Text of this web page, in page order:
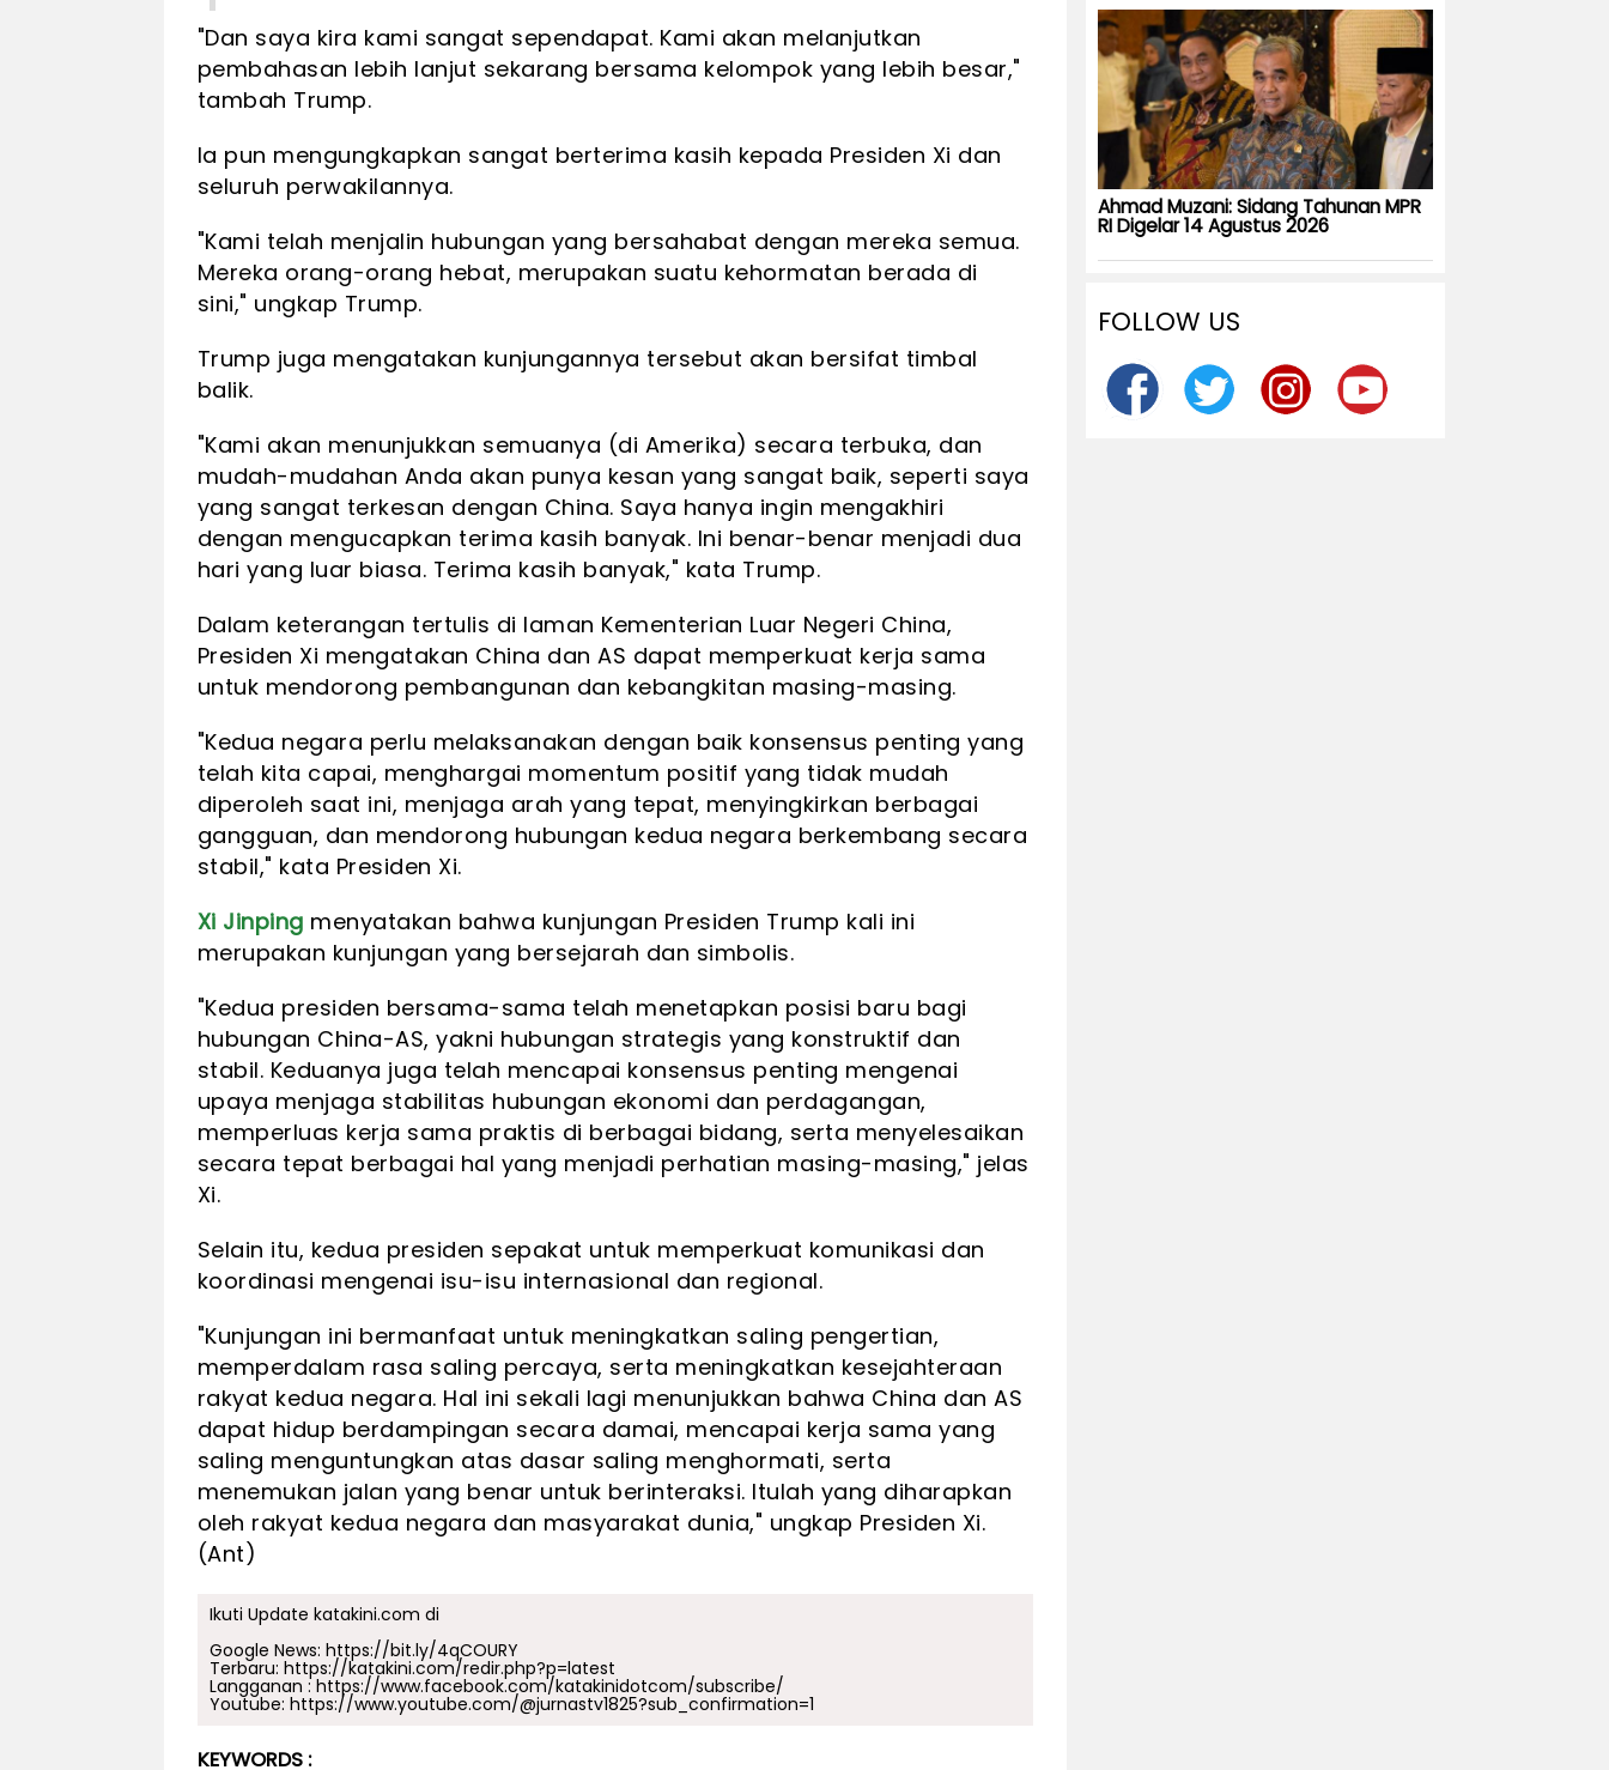
"Dan saya kira kami sangat sependapat. Kami akan melanjutkan
pembahasan lebih lanjut sekarang bersama kelompok yang lebih besar,"
tambah Trump.
Ia pun mengungkapkan sangat berterima kasih kepada Presiden Xi dan
seluruh perwakilannya.
"Kami telah menjalin hubungan yang bersahabat dengan mereka semua.
Mereka orang-orang hebat, merupakan suatu kehormatan berada di
sini," ungkap Trump.
Trump juga mengatakan kunjungannya tersebut akan bersifat timbal
balik.
"Kami akan menunjukkan semuanya (di Amerika) secara terbuka, dan
mudah-mudahan Anda akan punya kesan yang sangat baik, seperti saya
yang sangat terkesan dengan China. Saya hanya ingin mengakhiri
dengan mengucapkan terima kasih banyak. Ini benar-benar menjadi dua
hari yang luar biasa. Terima kasih banyak," kata Trump.
Dalam keterangan tertulis di laman Kementerian Luar Negeri China,
Presiden Xi mengatakan China dan AS dapat memperkuat kerja sama
untuk mendorong pembangunan dan kebangkitan masing-masing.
"Kedua negara perlu melaksanakan dengan baik konsensus penting yang
telah kita capai, menghargai momentum positif yang tidak mudah
diperoleh saat ini, menjaga arah yang tepat, menyingkirkan berbagai
gangguan, dan mendorong hubungan kedua negara berkembang secara
stabil," kata Presiden Xi.
Xi Jinping menyatakan bahwa kunjungan Presiden Trump kali ini
merupakan kunjungan yang bersejarah dan simbolis.
"Kedua presiden bersama-sama telah menetapkan posisi baru bagi
hubungan China-AS, yakni hubungan strategis yang konstruktif dan
stabil. Keduanya juga telah mencapai konsensus penting mengenai
upaya menjaga stabilitas hubungan ekonomi dan perdagangan,
memperluas kerja sama praktis di berbagai bidang, serta menyelesaikan
secara tepat berbagai hal yang menjadi perhatian masing-masing," jelas
Xi.
Selain itu, kedua presiden sepakat untuk memperkuat komunikasi dan
koordinasi mengenai isu-isu internasional dan regional.
"Kunjungan ini bermanfaat untuk meningkatkan saling pengertian,
memperdalam rasa saling percaya, serta meningkatkan kesejahteraan
rakyat kedua negara. Hal ini sekali lagi menunjukkan bahwa China dan AS
dapat hidup berdampingan secara damai, mencapai kerja sama yang
saling menguntungkan atas dasar saling menghormati, serta
menemukan jalan yang benar untuk berinteraksi. Itulah yang diharapkan
oleh rakyat kedua negara dan masyarakat dunia," ungkap Presiden Xi.
(Ant)
Ikuti Update katakini.com di
Google News: https://bit.ly/4qCOURY
Terbaru: https://katakini.com/redir.php?p=latest
Langganan : https://www.facebook.com/katakinidotcom/subscribe/
Youtube: https://www.youtube.com/@jurnastv1825?sub_confirmation=1
KEYWORDS :
Ahmad Muzani: Sidang Tahunan MPR
RI Digelar 14 Agustus 2026
FOLLOW US